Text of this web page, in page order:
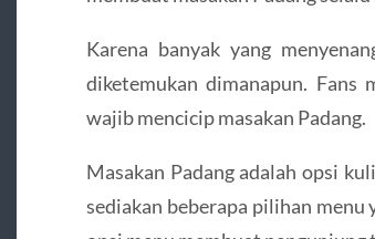
Karena banyak yang
diketemukan dimanapun. Fans
wajib mencicip masakan Padang.
Masakan Padang adalah opsi
sediakan beberapa pilihan